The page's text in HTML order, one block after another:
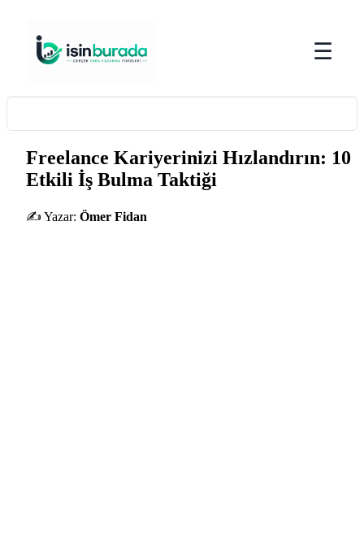
☰
Freelance Kariyerinizi Hızlandırın: 10
Etkili İş Bulma Taktiği
✍️ Yazar: Ömer Fidan